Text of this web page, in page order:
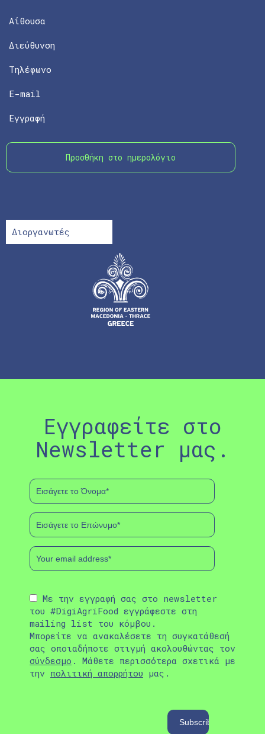
Αίθουσα
Διεύθυνση
Τηλέφωνο
E-mail
Εγγραφή
Προσθήκη στο ημερολόγιο
Διοργανωτές
Εγγραφείτε στο
Newsletter μας.
Με την εγγραφή σας στο newsletter
του #DigiAgriFood εγγράφεστε στη
mailing list του κόμβου.
Μπορείτε να ανακαλέσετε τη συγκατάθεσή
σας οποιαδήποτε στιγμή ακολουθώντας τον
σύνδεσμο . Μάθετε περισσότερα σχετικά με
την πολιτική απορρήτου μας.